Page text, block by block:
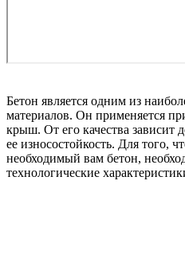
Бетон является одним из
материалов. Он применяется
крыш. От его качества зависит
ее износостойкость. Для того,
необходимый вам бетон,
технологические